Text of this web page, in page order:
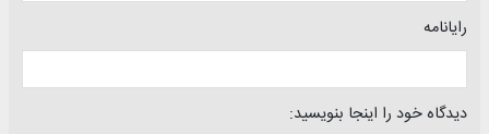
رایانامه
دیدگاه خود را اینجا بنویسید: